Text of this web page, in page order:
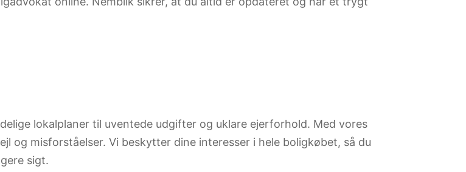
lokalplaner til uventede udgifter og uklare ejerforhold. Med vores
og misforståelser. Vi beskytter dine interesser i hele boligkøbet, så du
sigt.